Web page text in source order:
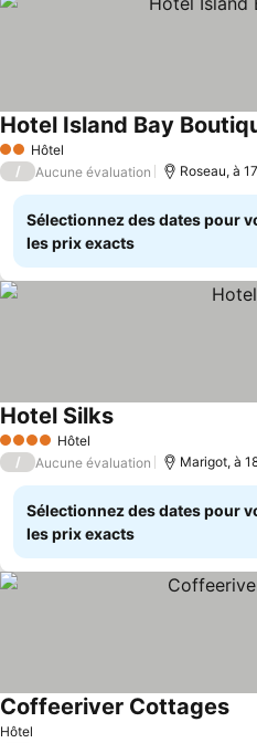
2 Étoiles
Hôtel
Hotel Island Bay
/ Aucune évaluation Roseau, à
Sélectionnez des dates pour
les prix exacts
4 Étoiles Hôtel
Hotel SilksConsulter les prix
/ Aucune évaluation Marigot, à
Sélectionnez des dates pour
les prix exacts
Hôtel
Coffeeriver Cottages